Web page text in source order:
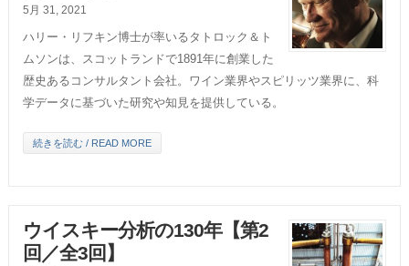
5月 31, 2021
ハリー・リフキン博士が率いるタトロック＆ト
ムソンは、スコットランドで1891年に創業した
歴史あるコンサルタント会社。ワイン業界やスピリッツ業界に、科
学データに基づいた研究や知見を提供している。
続きを読む / READ MORE
ウイスキー分析の130年【第2
回／全3回】